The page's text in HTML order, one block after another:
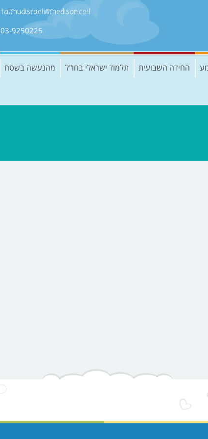
talmudisraeli@medison.co.il
03-9250225
החידה השבועית תלמוד ישראלי בחו"ל מהנעשה בשטח